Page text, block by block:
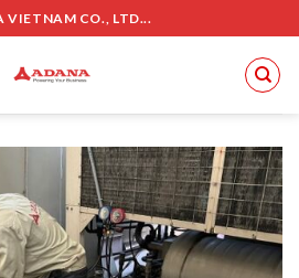
VIETNAM CO., LTD...